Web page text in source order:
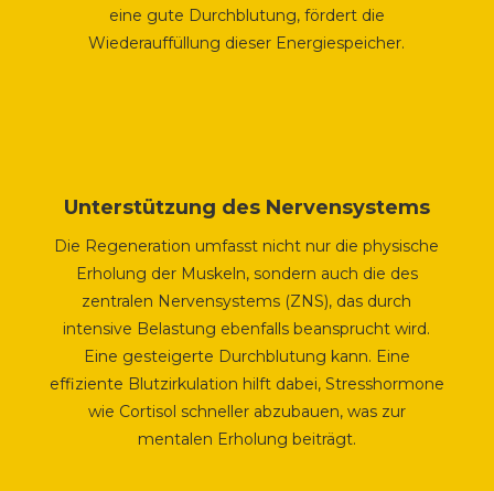
eine gute Durchblutung, fördert die
Wiederauffüllung dieser Energiespeicher.
Unterstützung des Nervensystems
Die Regeneration umfasst nicht nur die physische
Erholung der Muskeln, sondern auch die des
zentralen Nervensystems (ZNS), das durch
intensive Belastung ebenfalls beansprucht wird.
Eine gesteigerte Durchblutung kann. Eine
effiziente Blutzirkulation hilft dabei, Stresshormone
wie Cortisol schneller abzubauen, was zur
mentalen Erholung beiträgt.